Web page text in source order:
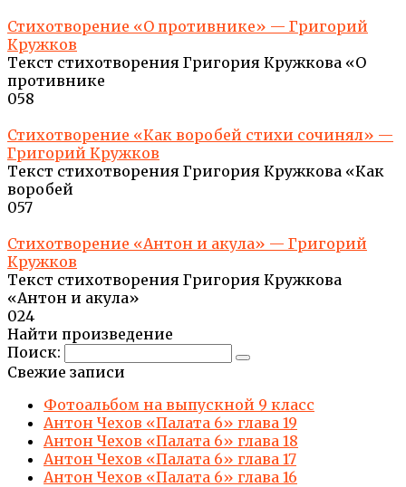
Стихотворение «О противнике» — Григорий
Кружков
Текст стихотворения Григория Кружкова «О
противнике
058
Стихотворение «Как воробей стихи сочинял» —
Григорий Кружков
Текст стихотворения Григория Кружкова «Как
воробей
057
Стихотворение «Антон и акула» — Григорий
Кружков
Текст стихотворения Григория Кружкова
«Антон и акула»
024
Найти произведение
Поиск:
Свежие записи
Фотоальбом на выпускной 9 класс
Антон Чехов «Палата 6» глава 19
Антон Чехов «Палата 6» глава 18
Антон Чехов «Палата 6» глава 17
Антон Чехов «Палата 6» глава 16